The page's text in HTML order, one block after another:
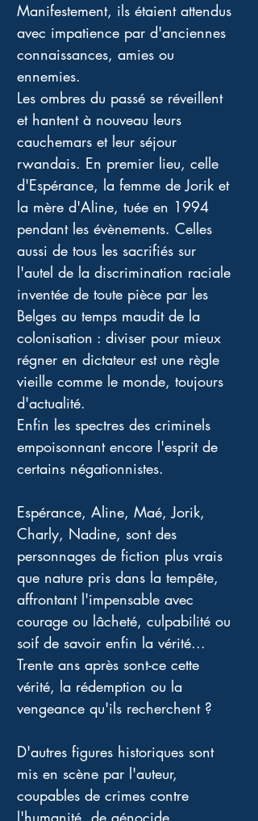
Manifestement, ils étaient attendus
avec impatience par d'anciennes
connaissances, amies ou
ennemies.
Les ombres du passé se réveillent
et hantent à nouveau leurs
cauchemars et leur séjour
rwandais. En premier lieu, celle
d'Espérance, la femme de Jorik et
la mère d'Aline, tuée en 1994
pendant les évènements. Celles
aussi de tous les sacrifiés sur
l'autel de la discrimination raciale
inventée de toute pièce par les
Belges au temps maudit de la
colonisation : diviser pour mieux
régner en dictateur est une règle
vieille comme le monde, toujours
d'actualité.
Enfin les spectres des criminels
empoisonnant encore l'esprit de
certains négationnistes.
Espérance, Aline, Maé, Jorik,
Charly, Nadine, sont des
personnages de fiction plus vrais
que nature pris dans la tempête,
affrontant l'impensable avec
courage ou lâcheté, culpabilité ou
soif de savoir enfin la vérité...
Trente ans après sont-ce cette
vérité, la rédemption ou la
vengeance qu'ils recherchent ?
D'autres figures historiques sont
mis en scène par l'auteur,
coupables de crimes contre
l'humanité, de génocide,